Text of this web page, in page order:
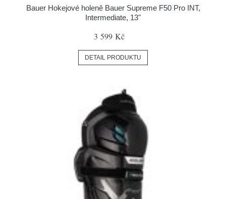
Bauer Hokejové holeně Bauer Supreme F50 Pro INT,
Intermediate, 13"
3 599 Kč
DETAIL PRODUKTU